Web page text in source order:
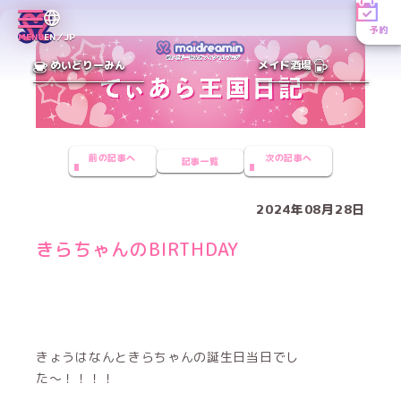
MENUEN／JP
予約
めいどりーみん メイド酒場
前の記事へ 記事一覧 次の記事へ
2024年08月28日
きらちゃんのBIRTHDAY
きょうはなんときらちゃんの誕生日当日でし
た〜！！！！